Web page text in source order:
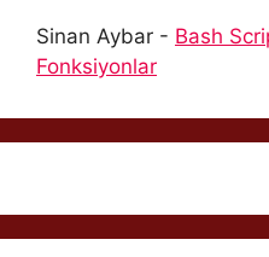
Sinan Aybar - Bash
Fonksiyonlar